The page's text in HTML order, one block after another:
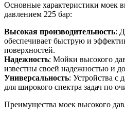
Основные характеристики моек
давлением 225 бар:
Высокая производительность:
обеспечивает быструю и
поверхностей.
Надежность: Мойки высокого
известны своей надежностью и
Универсальность: Устройства с
для широкого спектра задач по
Преимущества моек высокого